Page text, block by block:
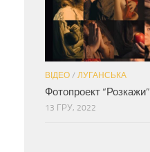
ВІДЕО / ЛУГАНСЬКА
Фотопроект “Розкажи”
13 ГРУ, 2022